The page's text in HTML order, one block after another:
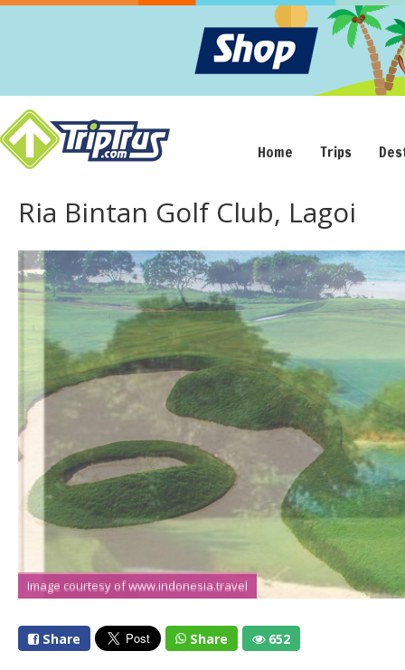
Home Trips
Ria Bintan Golf Club, Lagoi
Image courtesy of www.indonesia.travel
Image courtesy of www.indonesia.travel
Share Share 652